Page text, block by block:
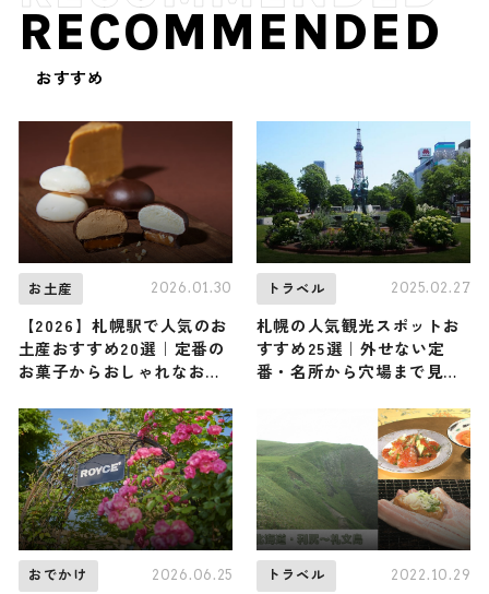
RECOMMENDED
おすすめ
お土産 2026.01.30
【2026】札幌駅で人気のお
土産おすすめ20選｜定番の
お菓子からおしゃれなお土
紹介
トラベル 2025.02.27
札幌の人気観光スポットお
すすめ25選｜外せない定
番・名所から穴場まで見ど
おでかけ 2026.06.25 トラベル 2022.10.29